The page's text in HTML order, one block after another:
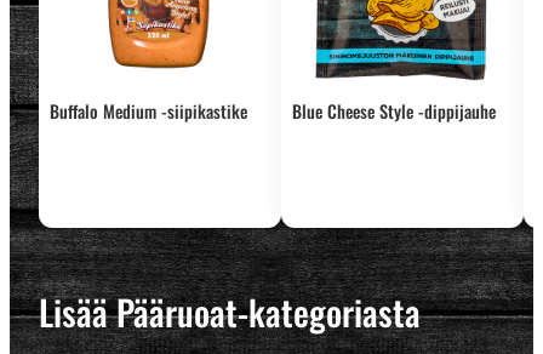
Buffalo Medium -siipikastike Blue Cheese Style -dippijauhe
Lisää Pääruoat-kategoriasta